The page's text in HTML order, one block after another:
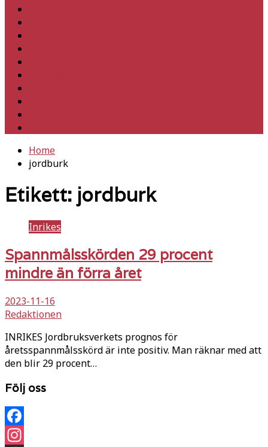
Home
jordburk
Etikett: jordburk
Inrikes
Spannmålsskörden 29 procent
mindre än förra året
2023-11-16
Redaktionen
INRIKES Jordbruksverkets prognos för
åretsspannmålsskörd är inte positiv. Man räknar med att
den blir 29 procent…
Följ oss
Facebook